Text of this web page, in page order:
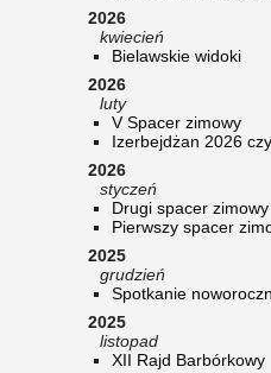
2026
kwiecień
Bielawskie widoki
2026
luty
V Spacer zimowy
Izerbejdżan 2026
2026
styczeń
Drugi spacer zimowy
Pierwszy spacer
2025
grudzień
Spotkanie
2025
listopad
XII Rajd Barbórkowy